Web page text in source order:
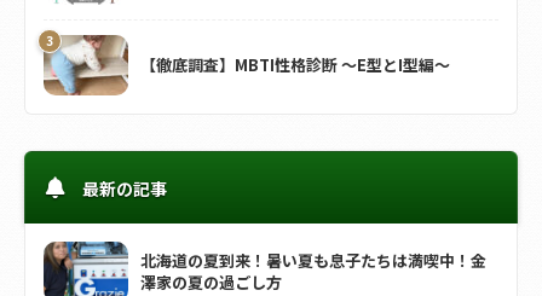
【徹底調査】MBTI性格診断 ～E型とI型編～
最新の記事
北海道の夏到来！暑い夏も息子たちは満喫中！金
澤家の夏の過ごし方